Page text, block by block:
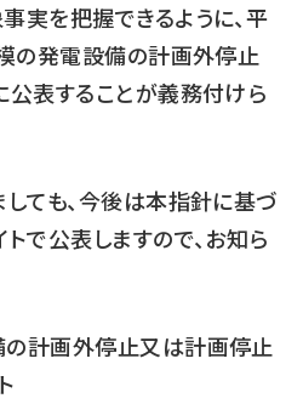
実を把握できるように、平
の発電設備の計画外停止
公表することが義務付けら
しても、今後は本指針に基づ
で公表しますので、お知ら
計画外停止又は計画停止